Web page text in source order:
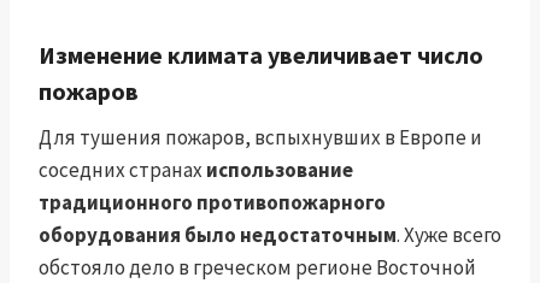
Изменение климата увеличивает число
пожаров
Для тушения пожаров, вспыхнувших в Европе и
соседних странах использование
традиционного противопожарного
оборудования было недостаточным. Хуже всего
обстояло дело в греческом регионе Восточной